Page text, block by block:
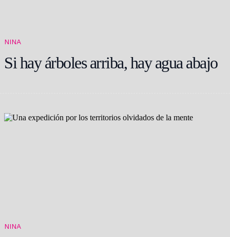
NINA
Si hay árboles arriba, hay agua abajo
NINA